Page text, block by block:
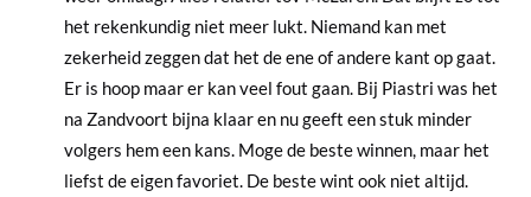
het rekenkundig niet meer lukt. Niemand kan met
zekerheid zeggen dat het de ene of andere kant op gaat.
Er is hoop maar er kan veel fout gaan. Bij Piastri was het
na Zandvoort bijna klaar en nu geeft een stuk minder
volgers hem een kans. Moge de beste winnen, maar het
liefst de eigen favoriet. De beste wint ook niet altijd.